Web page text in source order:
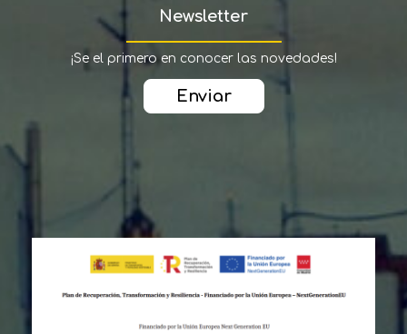
Newsletter
¡Se el primero en conocer las novedades!
Enviar